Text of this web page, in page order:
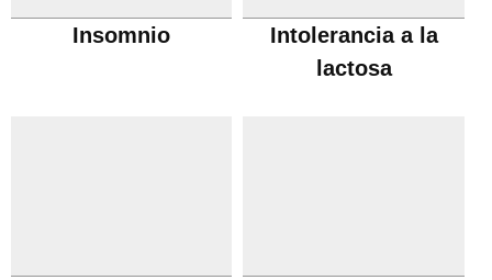
Insomnio
Intolerancia a la
lactosa